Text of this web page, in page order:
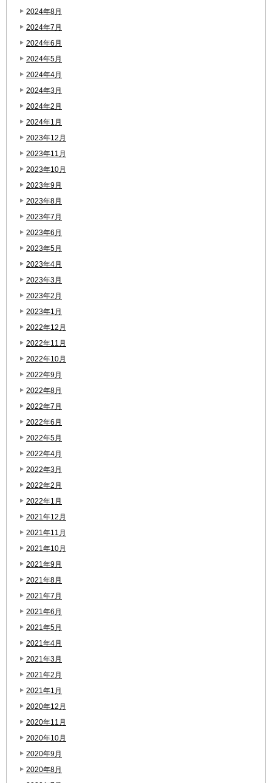
2024年8月
2024年7月
2024年6月
2024年5月
2024年4月
2024年3月
2024年2月
2024年1月
2023年12月
2023年11月
2023年10月
2023年9月
2023年8月
2023年7月
2023年6月
2023年5月
2023年4月
2023年3月
2023年2月
2023年1月
2022年12月
2022年11月
2022年10月
2022年9月
2022年8月
2022年7月
2022年6月
2022年5月
2022年4月
2022年3月
2022年2月
2022年1月
2021年12月
2021年11月
2021年10月
2021年9月
2021年8月
2021年7月
2021年6月
2021年5月
2021年4月
2021年3月
2021年2月
2021年1月
2020年12月
2020年11月
2020年10月
2020年9月
2020年8月